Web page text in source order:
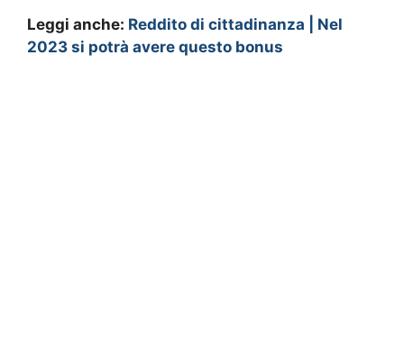
Leggi anche: Reddito di cittadinanza | Nel
2023 si potrà avere questo bonus